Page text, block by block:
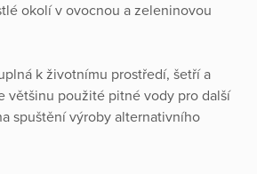
okolí v ovocnou a zeleninovou
k životnímu prostředí, šetří a
většinu použité pitné vody pro další
spuštění výroby alternativního